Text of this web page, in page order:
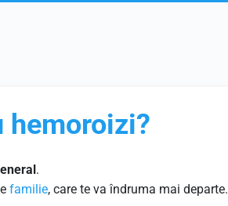
hemoroizi?
.
familie, care te va îndruma mai departe.